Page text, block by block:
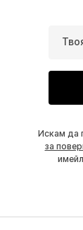
Искам да
за